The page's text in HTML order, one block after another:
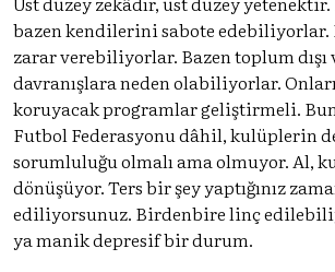
bazen kendilerini sabote
zarar verebiliyorlar. Bazen toplum dışı
davranışlara neden olabiliyorlar.
koruyacak programlar geliştirmeli.
Futbol Federasyonu dâhil, kulüplerin
sorumluluğu olmalı ama olmuyor. Al,
dönüşüyor. Ters bir şey yaptığınız
ediliyorsunuz. Birdenbire linç
ya manik depresif bir durum.